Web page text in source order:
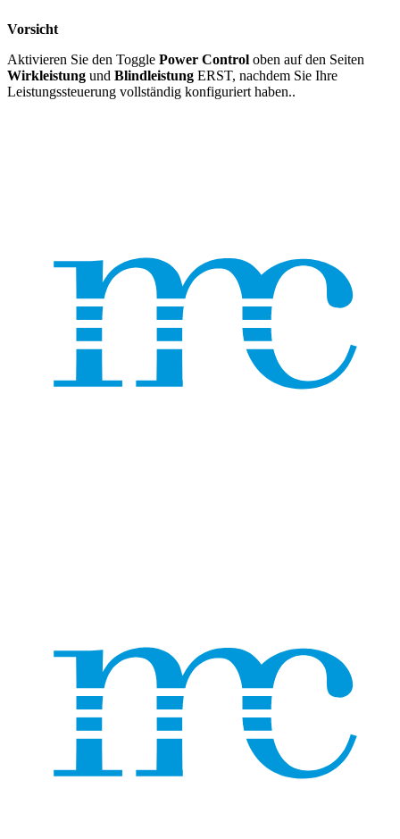
Vorsicht
Aktivieren Sie den Toggle Power Control oben auf den Seiten
Wirkleistung und Blindleistung ERST, nachdem Sie Ihre
Leistungssteuerung vollständig konfiguriert haben..